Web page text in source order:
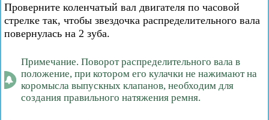
Проверните коленчатый вал двигателя по часовой
стрелке так, чтобы звездочка распределительного вала
повернулась на 2 зуба.
Примечание. Поворот распределительного вала в
положение, при котором его кулачки не нажимают на
коромысла выпускных клапанов, необходим для
создания правильного натяжения ремня.